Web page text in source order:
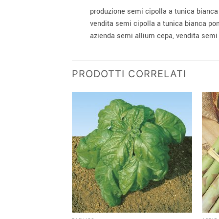
produzione semi cipolla a tunica
vendita semi cipolla a tunica bianca
azienda semi allium cepa, vendita
PRODOTTI CORRELATI